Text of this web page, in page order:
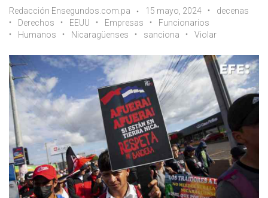
Redacción Ensegundos.com.pa 15 mayo, 2024
decenas
Derechos
EEUU Empresas
Funcionarios
Humanos
Nicaragüenses sanciona Violar